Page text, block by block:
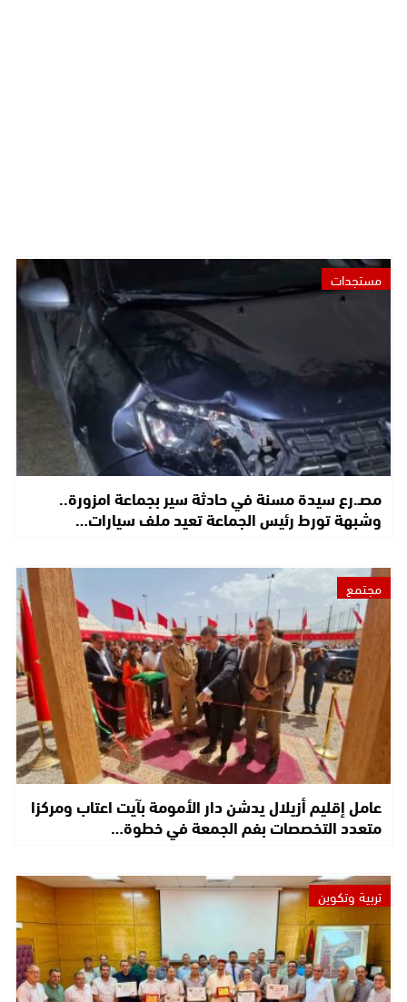
مستجدات
مصـ.رع سيدة مسنة في حادثة سير بجماعة امزورة..
وشبهة تورط رئيس الجماعة تعيد ملف سيارات…
مجتمع
عامل إقليم أزيلال يدشن دار الأمومة بآيت اعتاب ومركزا
متعدد التخصصات بفم الجمعة في خطوة…
تربية وتكوين